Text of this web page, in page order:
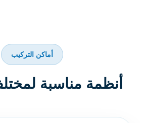
أماكن التركيب
أنظمة مناسبة